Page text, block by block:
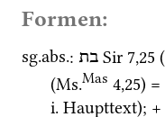
Formen:
sg.abs.: בת Sir 7,25 (
(Ms.Mas 4,25) =
i. Haupttext); +